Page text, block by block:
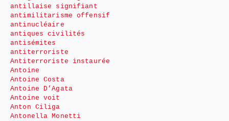
antillaise signifiant
antimilitarisme offensif
antinucléaire
antiques civilités
antisémites
antiterroriste
Antiterroriste instaurée
Antoine
Antoine Costa
Antoine D’Agata
Antoine voit
Anton Ciliga
Antonella Monetti